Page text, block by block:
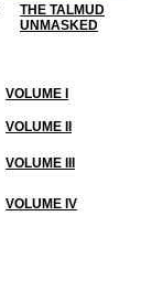
THE TALMUD
UNMASKED
VOLUME I
VOLUME II
VOLUME III
VOLUME IV